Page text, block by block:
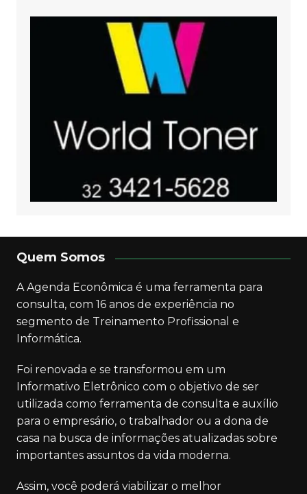
Quem Somos
A Agenda Econômica é uma ferramenta para
consulta, com 16 anos de experiência no
segmento de Treinamento Profissional e
Informática.
Foi renovada e se transformou em um
Informativo Eletrônico com o objetivo de ser
utilizada como ferramenta de consulta e auxílio
para o empresário, o trabalhador ou a dona de
casa na busca de informações atualizadas sobre
importantes assuntos da vida moderna.
Assim, você poderá viabilizar o melhor